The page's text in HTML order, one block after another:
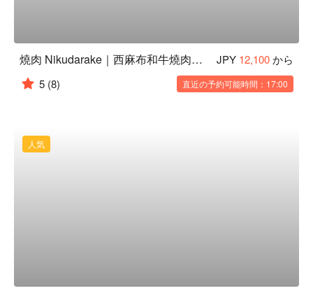
燒肉 Nikudarake｜西麻布和牛燒肉｜東京美食推薦 JPY 12,100から
5 (8) 直近の予約可能時間：17:00
人気